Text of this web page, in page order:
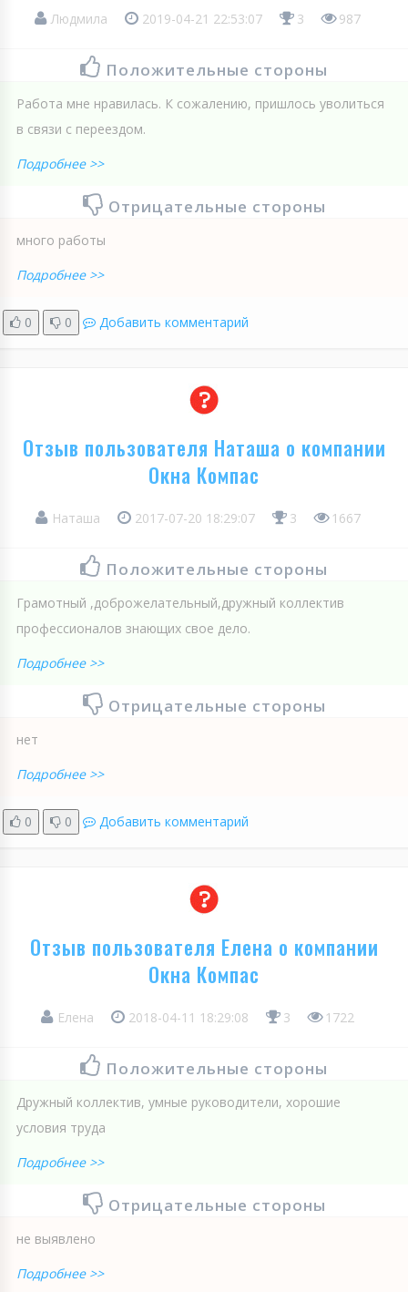
Людмила 2019-04-21 22:53:07 3 987
Положительные стороны
Работа мне нравилась. К сожалению, пришлось уволиться
в связи с переездом.
Подробнее >>
Отрицательные стороны
много работы
Подробнее >>
0 0 Добавить комментарий
Отзыв пользователя Наташа о компании
Окна Компас
Наташа 2017-07-20 18:29:07 3 1667
Положительные стороны
Грамотный ,доброжелательный,дружный коллектив
профессионалов знающих свое дело.
Подробнее >>
Отрицательные стороны
нет
Подробнее >>
0 0 Добавить комментарий
Отзыв пользователя Елена о компании
Окна Компас
Елена 2018-04-11 18:29:08 3 1722
Положительные стороны
Дружный коллектив, умные руководители, хорошие
условия труда
Подробнее >>
Отрицательные стороны
не выявлено
Подробнее >>